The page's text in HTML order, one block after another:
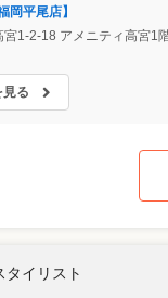
平尾店】
宮1-2-18 アメニティ高宮1
る
タイリスト